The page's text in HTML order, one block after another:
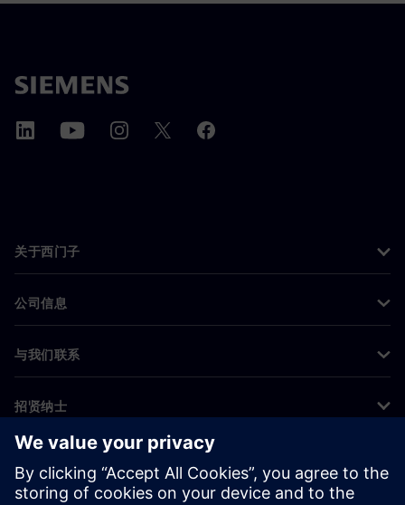
关于西门子
公司信息
与我们联系
招贤纳士
©Siemens 2026